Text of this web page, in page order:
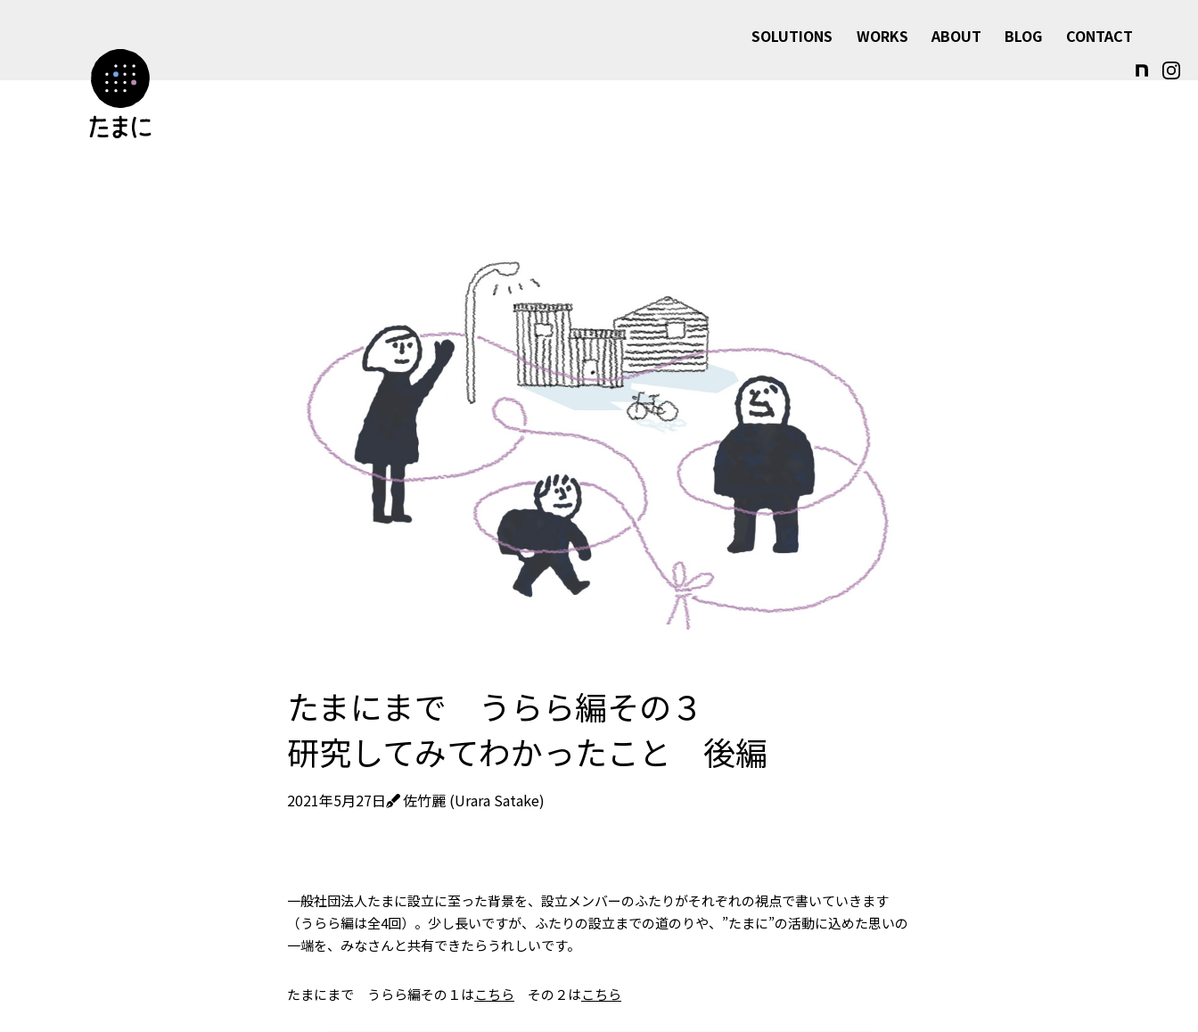
SOLUTIONS WORKS ABOUT BLOG CONTACT
たまにまで うらら編その３
研究してみてわかったこと 後編
2021年5月27日 佐竹麗 (Urara Satake)
一般社団法人たまに設立に至った背景を、設立メンバーのふたりがそれぞれの視点で書いていきます
（うらら編は全4回）。少し長いですが、ふたりの設立までの道のりや、”たまに”の活動に込めた思いの
一端を、みなさんと共有できたらうれしいです。
たまにまで うらら編その１はこちら その２はこちら